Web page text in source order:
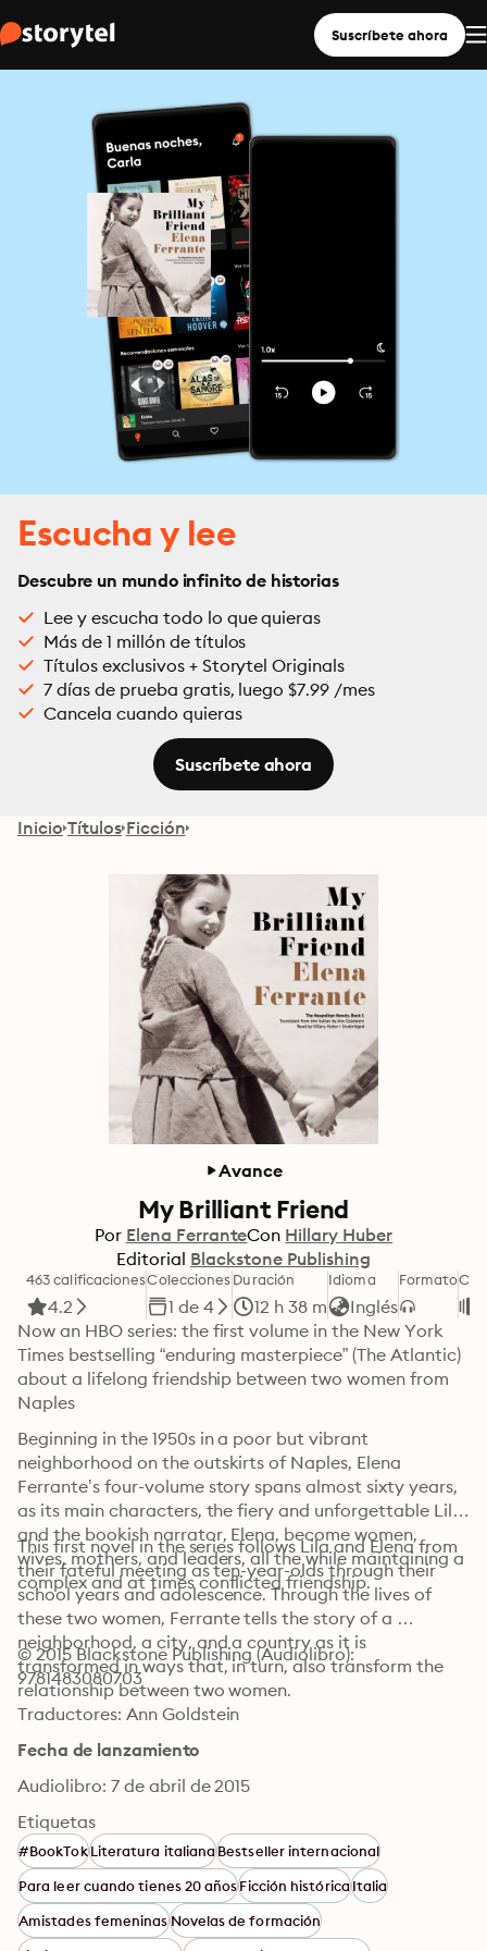
Suscríbete ahora
Escucha y lee
Descubre un mundo infinito de historias
Lee y escucha todo lo que quieras
Más de 1 millón de títulos
Títulos exclusivos + Storytel Originals
7 días de prueba gratis, luego $7.99 /mes
Cancela cuando quieras
Suscríbete ahora
Inicio Títulos Ficción
Avance
My Brilliant Friend
Por Elena FerranteCon Hillary Huber
Editorial Blackstone Publishing
463 calificaciones
4.2
Colecciones
1 de 4
Duración
12 h 38 m
Idioma
Inglés
Formato
Now an HBO series: the first volume in the New York
Times bestselling “enduring masterpiece” (The Atlantic)
about a lifelong friendship between two women from
Naples
Beginning in the 1950s in a poor but vibrant
neighborhood on the outskirts of Naples, Elena
Ferrante’s four-volume story spans almost sixty years,
as its main characters, the fiery and unforgettable Lila
and the bookish narrator, Elena, become women,
wives, mothers, and leaders, all the while maintaining a
complex and at times conflicted friendship.
This first novel in the series follows Lila and Elena from
their fateful meeting as ten-year-olds through their
school years and adolescence. Through the lives of
these two women, Ferrante tells the story of a
neighborhood, a city, and a country as it is
transformed in ways that, in turn, also transform the
relationship between two women.
© 2015 Blackstone Publishing (Audiolibro):
9781483080703
Traductores: Ann Goldstein
Fecha de lanzamiento
Audiolibro: 7 de abril de 2015
Etiquetas
#BookTokLiteratura italianaBestseller internacional
Para leer cuando tienes 20 añosFicción históricaItalia
Amistades femeninasNovelas de formación